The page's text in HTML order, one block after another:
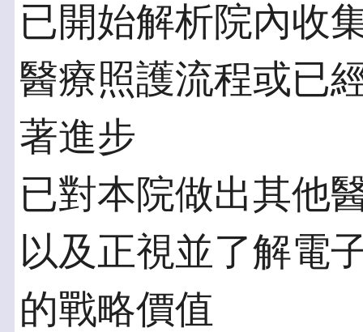
已開始解析院內收
醫療照護流程或已
著進步
已對本院做出其他
以及正視並了解電
的戰略價值